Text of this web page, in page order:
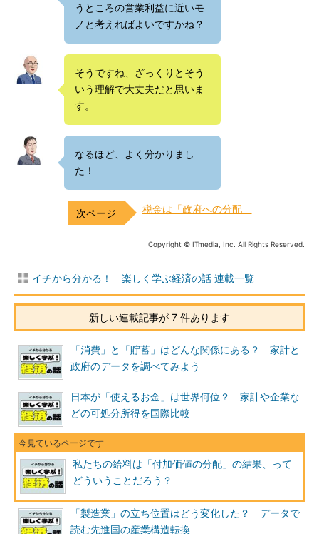
うところの営業利益に近いモ
ノと考えればよいですかね？
そうですね、ざっくりとそう
いう理解で大丈夫だと思いま
す。
なるほど、よく分かりまし
た！
税金は「政府への分配」
Copyright © ITmedia, Inc. All Rights Reserved.
イチから分かる！ 楽しく学ぶ経済の話 連載一覧
新しい連載記事が 7 件あります
「消費」と「貯蓄」はどんな関係にある？ 家計と
政府のデータを調べてみよう
日本が「使えるお金」は世界何位？ 家計や企業な
どの可処分所得を国際比較
私たちの給料は「付加価値の分配」の結果、って
どういうことだろう？
「製造業」の立ち位置はどう変化した？ データで
読む先進国の産業構造転換